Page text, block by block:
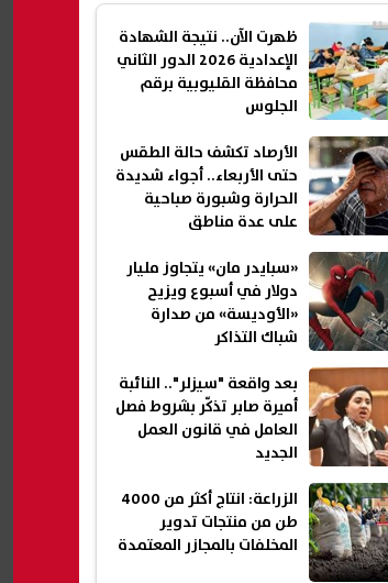
ظهرت الآن.. نتيجة الشهادة
الإعدادية 2026 الدور الثاني
محافظة القليوبية برقم
الجلوس
الأرصاد تكشف حالة الطقس
حتى الأربعاء.. أجواء شديدة
الحرارة وشبورة صباحية
على عدة مناطق
«سبايدر مان» يتجاوز مليار
دولار في أسبوع ويزيح
«الأوديسة» من صدارة
شباك التذاكر
بعد واقعة "سيزلر".. النائبة
أميرة صابر تذكّر بشروط فصل
العامل في قانون العمل
الجديد
الزراعة: انتاج أكثر من 4000
طن من منتجات تدوير
المخلفات بالمجازر المعتمدة